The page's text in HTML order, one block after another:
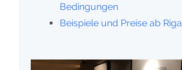
Bedingungen
Beispiele und Preise ab Riga